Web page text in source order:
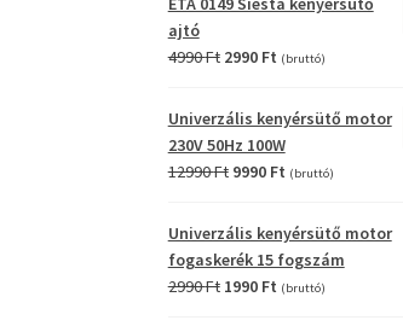
3990 Ft.
ajtó
4990Ft Original
was:
4990 Ft.
2990 FtCurrent
2990 Ft.
(bruttó)
Univerzális kenyérsütő motor
230V 50Hz 100W
12990Ft Original
was:
12990 Ft.
9990 FtCurrent
is:
9990 Ft.
(bruttó)
Univerzális kenyérsütő motor
fogaskerék 15 fogszám
2990Ft Original
1990 FtCurrent
(bruttó)